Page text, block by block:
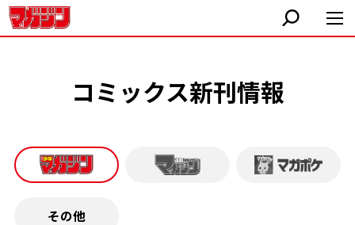
コミックス新刊情報
その他